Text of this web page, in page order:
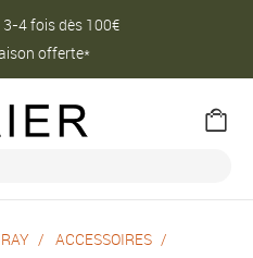
4 fois dès 100€
offerte*
ACCESSOIRES